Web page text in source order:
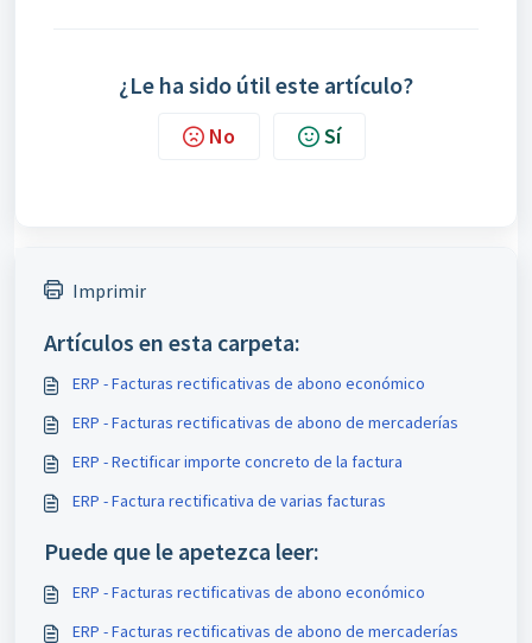
¿Le ha sido útil este artículo?
No Sí
Imprimir
Artículos en esta carpeta:
ERP - Facturas rectificativas de abono económico
ERP - Facturas rectificativas de abono de mercaderías
ERP - Rectificar importe concreto de la factura
ERP - Factura rectificativa de varias facturas
Puede que le apetezca leer:
ERP - Facturas rectificativas de abono económico
ERP - Facturas rectificativas de abono de mercaderías